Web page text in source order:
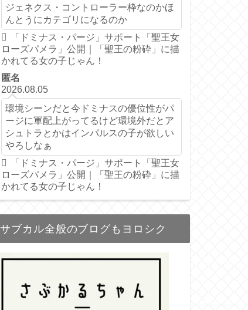
ジェネクス・コントローラー枠なのかほ
んとうにカテゴリになるのか
「ドミナス・パージ」サポート「聖王女
ローズパメラ」公開｜「聖王の粉砕」に描
かれてる女の子じゃん！
匿名
2026.08.05
環境シーンだと今ドミナスの優位性がパ
ージに軍配上がってるけど環境外だとア
シュトラとかはインパルスの子が欲しい
やろしなぁ
「ドミナス・パージ」サポート「聖王女
ローズパメラ」公開｜「聖王の粉砕」に描
かれてる女の子じゃん！
サブカル全般のブログもヨロシク